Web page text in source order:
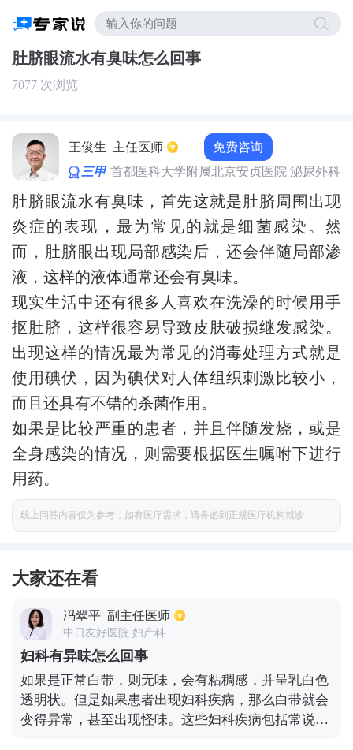
肚脐眼流水有臭味怎么回事
7077 次浏览
王俊生 主任医师 免费咨询
三甲 首都医科大学附属北京安贞医院 泌尿外科
肚脐眼流水有臭味，首先这就是肚脐周围出现
炎症的表现，最为常见的就是细菌感染。然
而，肚脐眼出现局部感染后，还会伴随局部渗
液，这样的液体通常还会有臭味。
现实生活中还有很多人喜欢在洗澡的时候用手
抠肚脐，这样很容易导致皮肤破损继发感染。
出现这样的情况最为常见的消毒处理方式就是
使用碘伏，因为碘伏对人体组织刺激比较小，
而且还具有不错的杀菌作用。
如果是比较严重的患者，并且伴随发烧，或是
全身感染的情况，则需要根据医生嘱咐下进行
用药。
线上问答内容仅为参考，如有医疗需求，请务必到正规医疗机构就诊
大家还在看
冯翠平 副主任医师
中日友好医院 妇产科
妇科有异味怎么回事
如果是正常白带，则无味，会有粘稠感，并呈乳白色
透明状。但是如果患者出现妇科疾病，那么白带就会
变得异常，甚至出现怪味。这些妇科疾病包括常说的